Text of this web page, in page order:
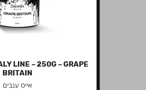
LINE – 250G – GRAPE
BRITAIN
אייס ענבים